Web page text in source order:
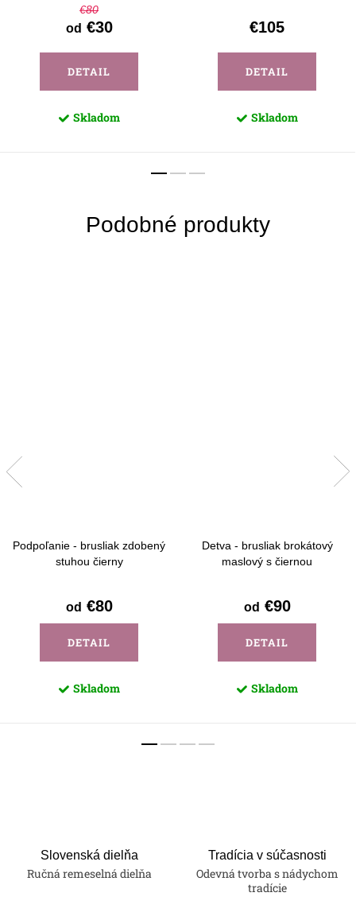
€80
od €30
DETAIL
Skladom
€105
DETAIL
Skladom
Podpoľanie - brusliak zdobený
stuhou čierny
od €80
DETAIL
Skladom
Detva - brusliak brokátový
maslový s čiernou
od €90
DETAIL
Skladom
Slovenská dielňa
Ručná remeselná dielňa
Tradícia v súčasnosti
Odevná tvorba s nádychom
tradície